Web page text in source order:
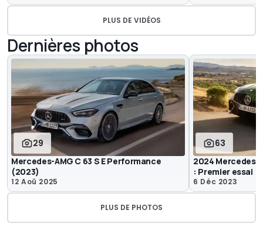
PLUS DE VIDÉOS
Dernières photos
29
Mercedes-AMG C 63 S E Performance
(2023)
12 Aoû 2025
63
2024 Mercedes-
: Premier essai
6 Déc 2023
PLUS DE PHOTOS